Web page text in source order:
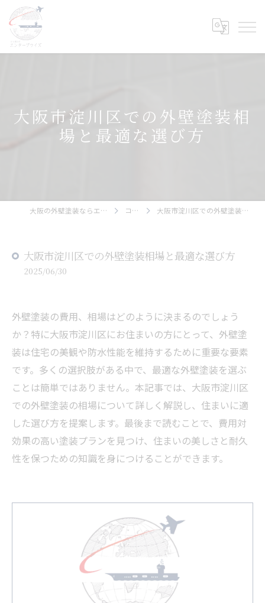
大阪市淀川区での外壁塗装相
場と最適な選び方
大阪の外壁塗装ならエンタープライズ コラム 大阪市淀川区での外壁塗装相場と最適な選び方
大阪市淀川区での外壁塗装相場と最適な選び方
2025/06/30
外壁塗装の費用、相場はどのように決まるのでしょう
か？特に大阪市淀川区にお住まいの方にとって、外壁塗
装は住宅の美観や防水性能を維持するために重要な要素
です。多くの選択肢がある中で、最適な外壁塗装を選ぶ
ことは簡単ではありません。本記事では、大阪市淀川区
での外壁塗装の相場について詳しく解説し、住まいに適
した選び方を提案します。最後まで読むことで、費用対
効果の高い塗装プランを見つけ、住まいの美しさと耐久
性を保つための知識を身につけることができます。